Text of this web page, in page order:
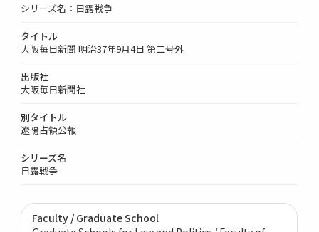
シリーズ名：日露戦争
タイトル
大阪毎日新聞 明治37年9月4日 第二号外
出版社
大阪毎日新聞社
別タイトル
遼陽占領公報
シリーズ名
日露戦争
Faculty / Graduate School